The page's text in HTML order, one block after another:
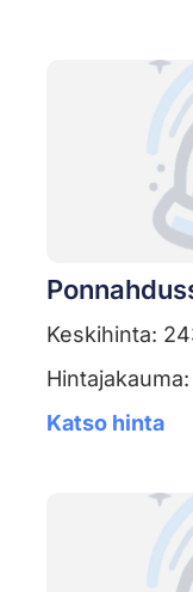
Keskihinta:
Katso hinta